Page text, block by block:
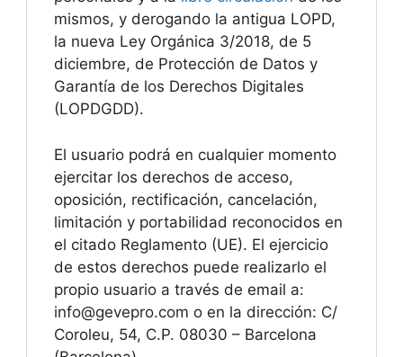
mismos, y derogando la antigua LOPD,
la nueva Ley Orgánica 3/2018, de 5
diciembre, de Protección de Datos y
Garantía de los Derechos Digitales
(LOPDGDD).
El usuario podrá en cualquier momento
ejercitar los derechos de acceso,
oposición, rectificación, cancelación,
limitación y portabilidad reconocidos en
el citado Reglamento (UE). El ejercicio
de estos derechos puede realizarlo el
propio usuario a través de email a:
info@gevepro.com o en la dirección: C/
Coroleu, 54, C.P. 08030 – Barcelona